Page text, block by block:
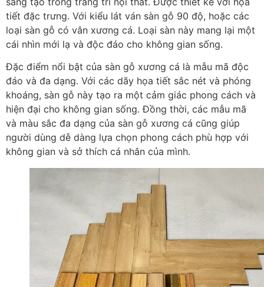
tiết đặc trưng. Với kiểu lát ván sàn gỗ 90 độ, hoặc các
loại sàn gỗ có vân xương cá. Loại sàn này mang lại một
cái nhìn mới lạ và độc đáo cho không gian sống.
Đặc điểm nổi bật của sàn gỗ xương cá là mẫu mã độc
đáo và đa dạng. Với các dãy họa tiết sắc nét và phóng
khoáng, sàn gỗ này tạo ra một cảm giác phong cách và
hiện đại cho không gian sống. Đồng thời, các mẫu mã
và màu sắc đa dạng của sàn gỗ xương cá cũng giúp
người dùng dễ dàng lựa chọn phong cách phù hợp với
không gian và sở thích cá nhân của mình.